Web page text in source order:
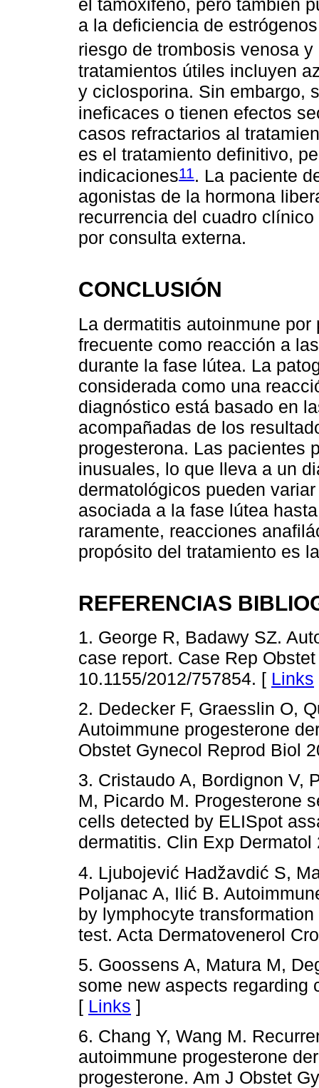
el tamoxifeno, pero también
a la deficiencia de
riesgo de trombosis venosa
tratamientos útiles incluyen
y ciclosporina. Sin embargo,
ineficaces o tienen efectos
casos refractarios al
es el tratamiento definitivo,
indicaciones11. La paciente
agonistas de la hormona
recurrencia del cuadro
por consulta externa.
CONCLUSIÓN
La dermatitis autoinmune
frecuente como reacción a
durante la fase lútea. La
considerada como una
diagnóstico está basado en
acompañadas de los
progesterona. Las pacientes
inusuales, lo que lleva a un
dermatológicos pueden
asociada a la fase lútea
raramente, reacciones
propósito del tratamiento es
REFERENCIAS
1. George R, Badawy SZ.
case report. Case Rep
10.1155/2012/757854. [ Links
2. Dedecker F, Graesslin O,
Autoimmune progesterone
Obstet Gynecol Reprod Biol
3. Cristaudo A, Bordignon V,
M, Picardo M. Progesterone
cells detected by ELISpot
dermatitis. Clin Exp
4. Ljubojević Hadžavdić S,
Poljanac A, Ilić B.
by lymphocyte
test. Acta Dermatovenerol
5. Goossens A, Matura M,
some new aspects regarding
[ Links ]
6. Chang Y, Wang M.
autoimmune progesterone
progesterone. Am J Obstet